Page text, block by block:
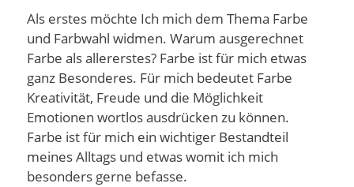
Als erstes möchte Ich mich dem Thema Farbe
und Farbwahl widmen. Warum ausgerechnet
Farbe als allererstes? Farbe ist für mich etwas
ganz Besonderes. Für mich bedeutet Farbe
Kreativität, Freude und die Möglichkeit
Emotionen wortlos ausdrücken zu können.
Farbe ist für mich ein wichtiger Bestandteil
meines Alltags und etwas womit ich mich
besonders gerne befasse.